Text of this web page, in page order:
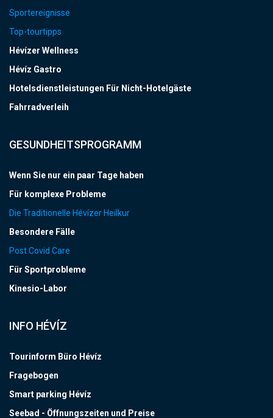
Sportereignisse
Top-tourtipps
Hévízer Wellness
Hévíz Gastro
Hotelsdienstleistungen Für Nicht-Hotelgäste
Fahrradverleih
GESUNDHEITSPROGRAMM
Wenn Sie nur ein paar Tage haben
Für komplexe Probleme
Die Traditionelle Hévízer Heilkur
Besondere Fälle
Post Covid Care
Für Sportprobleme
Kinesio-Labor
INFO HÉVÍZ
Tourinform Büro Hévíz
Fragebogen
Smart parking Hévíz
Seebad - Öffnungszeiten und Preise